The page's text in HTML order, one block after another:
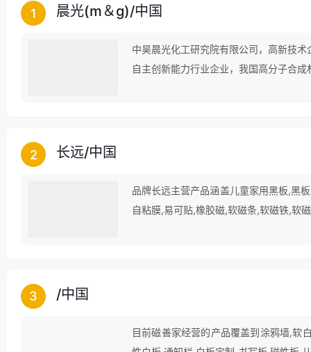
1 晨光(m＆g)/中国
中昊晨光化工研究院有限公司，高新技
自主创新能力行业企业，我国高分子合
2 长远/中国
品牌长远主营产品涵盖儿童家用黑板,黑
自粘膜,易可贴,橡胶磁,软磁条,软磁铁,软
3 /中国
目前磁善家经营的产品覆盖到涂鸦墙,软